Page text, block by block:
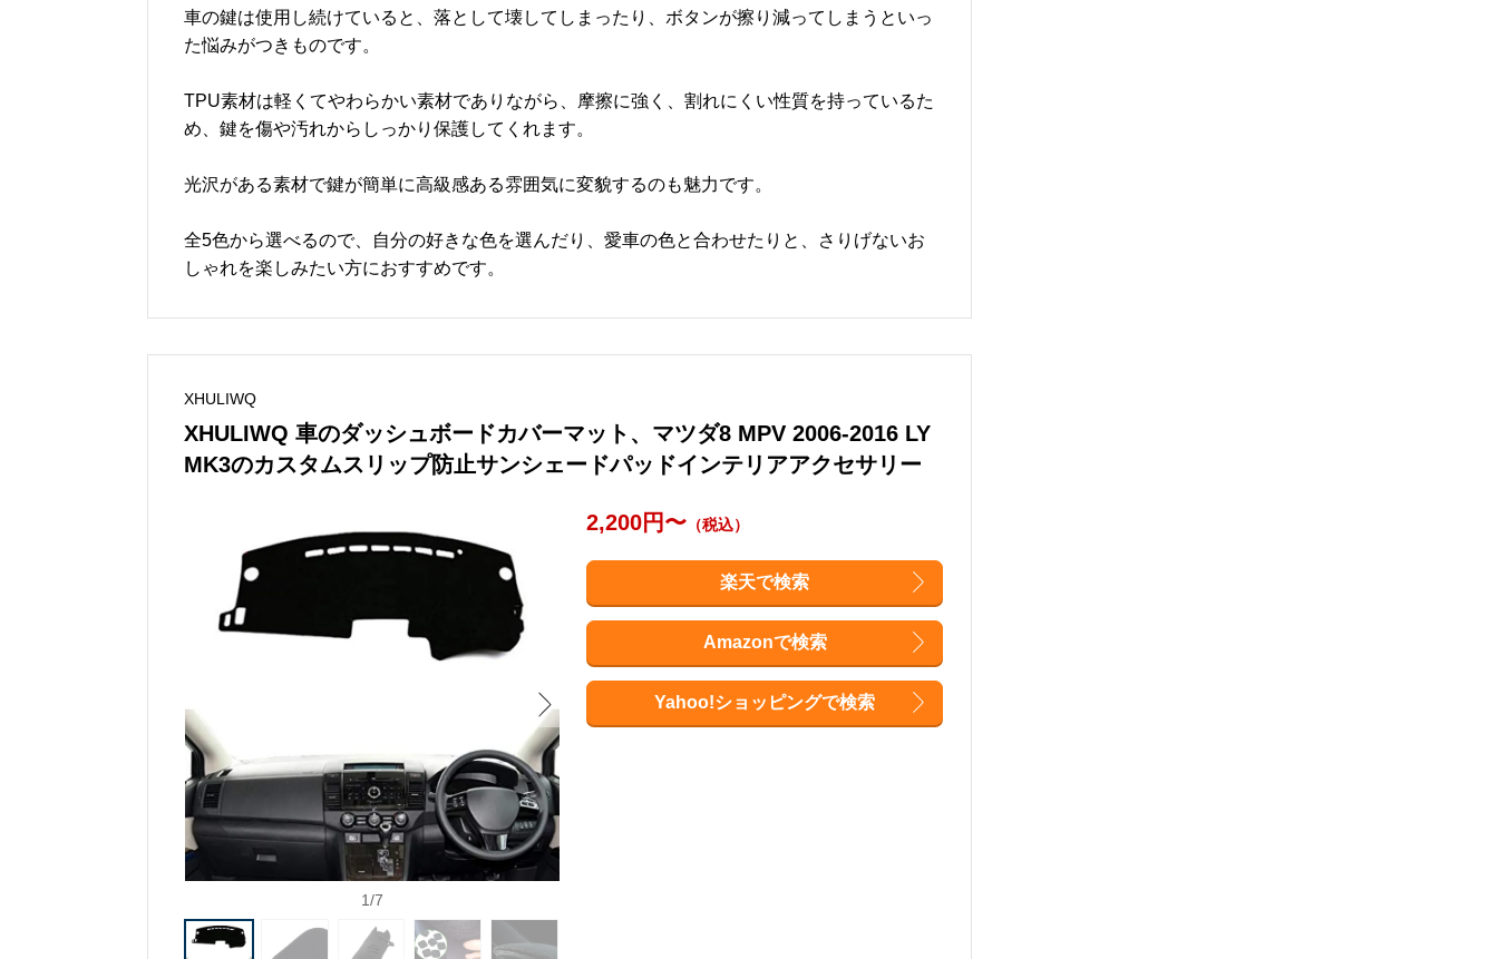
車の鍵は使用し続けていると、落として壊してしまったり、ボタンが擦り減ってしまうといっ
た悩みがつきものです。
TPU素材は軽くてやわらかい素材でありながら、摩擦に強く、割れにくい性質を持っているた
め、鍵を傷や汚れからしっかり保護してくれます。
光沢がある素材で鍵が簡単に高級感ある雰囲気に変貌するのも魅力です。
全5色から選べるので、自分の好きな色を選んだり、愛車の色と合わせたりと、さりげないお
しゃれを楽しみたい方におすすめです。
XHULIWQ
XHULIWQ 車のダッシュボードカバーマット、マツダ8 MPV 2006-2016 LY
MK3のカスタムスリップ防止サンシェードパッドインテリアアクセサリー
1/7
2,200円〜 （税込）
楽天で検索
Amazonで検索
Yahoo!ショッピングで検索